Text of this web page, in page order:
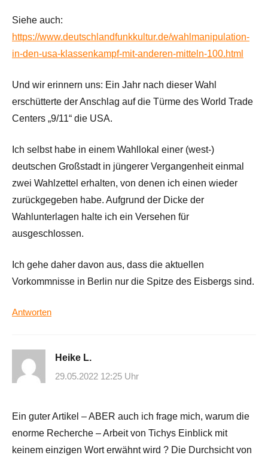
Siehe auch:
https://www.deutschlandfunkkultur.de/wahlmanipulation-
in-den-usa-klassenkampf-mit-anderen-mitteln-100.html
Und wir erinnern uns: Ein Jahr nach dieser Wahl
erschütterte der Anschlag auf die Türme des World Trade
Centers „9/11“ die USA.
Ich selbst habe in einem Wahllokal einer (west-)
deutschen Großstadt in jüngerer Vergangenheit einmal
zwei Wahlzettel erhalten, von denen ich einen wieder
zurückgegeben habe. Aufgrund der Dicke der
Wahlunterlagen halte ich ein Versehen für
ausgeschlossen.
Ich gehe daher davon aus, dass die aktuellen
Vorkommnisse in Berlin nur die Spitze des Eisbergs sind.
Antworten
Heike L.
29.05.2022 12:25 Uhr
Ein guter Artikel – ABER auch ich frage mich, warum die
enorme Recherche – Arbeit von Tichys Einblick mit
keinem einzigen Wort erwähnt wird ? Die Durchsicht von